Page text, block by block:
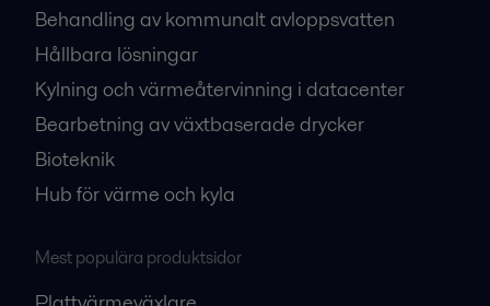
Behandling av kommunalt avloppsvatten
Hållbara lösningar
Kylning och värmeåtervinning i datacenter
Bearbetning av växtbaserade drycker
Bioteknik
Hub för värme och kyla
Mest populära produktsidor